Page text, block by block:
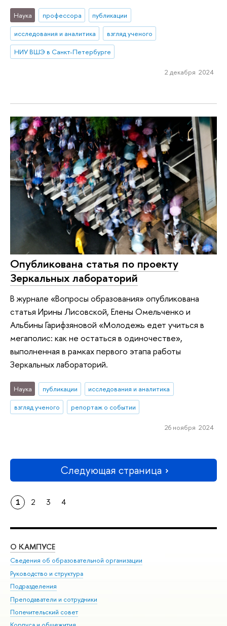
Наука профессора
публикации
исследования и аналитика
взгляд ученого
НИУ ВШЭ в Санкт-Петербурге
2 декабря 2024
Опубликована статья по проекту
Зеркальных лабораторий
В журнале «Вопросы образования» опубликована
статья Ирины Лисовской, Елены Омельченко и
Альбины Гарифзяновой «Молодежь едет учиться в
мегаполис: как не остаться в одиночестве»,
выполненная в рамках первого этапа работы
Зеркальных лабораторий.
Наука публикации
исследования и аналитика
взгляд ученого
репортаж о событии
26 ноября 2024
Следующая страница
1 2 3 4
О КАМПУСЕ
Сведения об образовательной организации
Руководство и структура
Подразделения
Преподаватели и сотрудники
Попечительский совет